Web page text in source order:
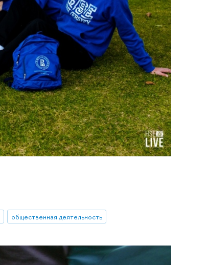
общественная деятельность